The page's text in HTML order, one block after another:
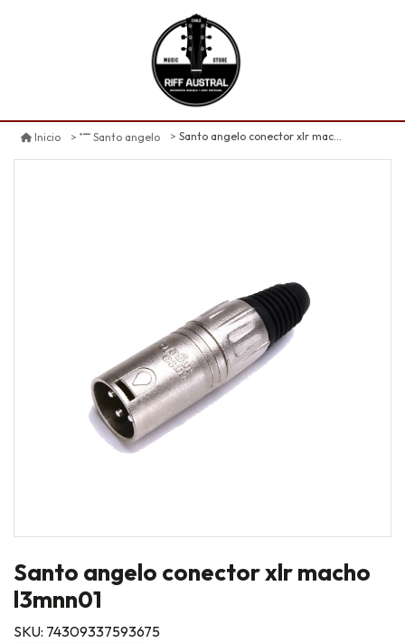
Inicio Santo angelo Santo angelo conector xlr macho l3mnn01
Santo angelo conector xlr macho
l3mnn01
SKU: 74309337593675